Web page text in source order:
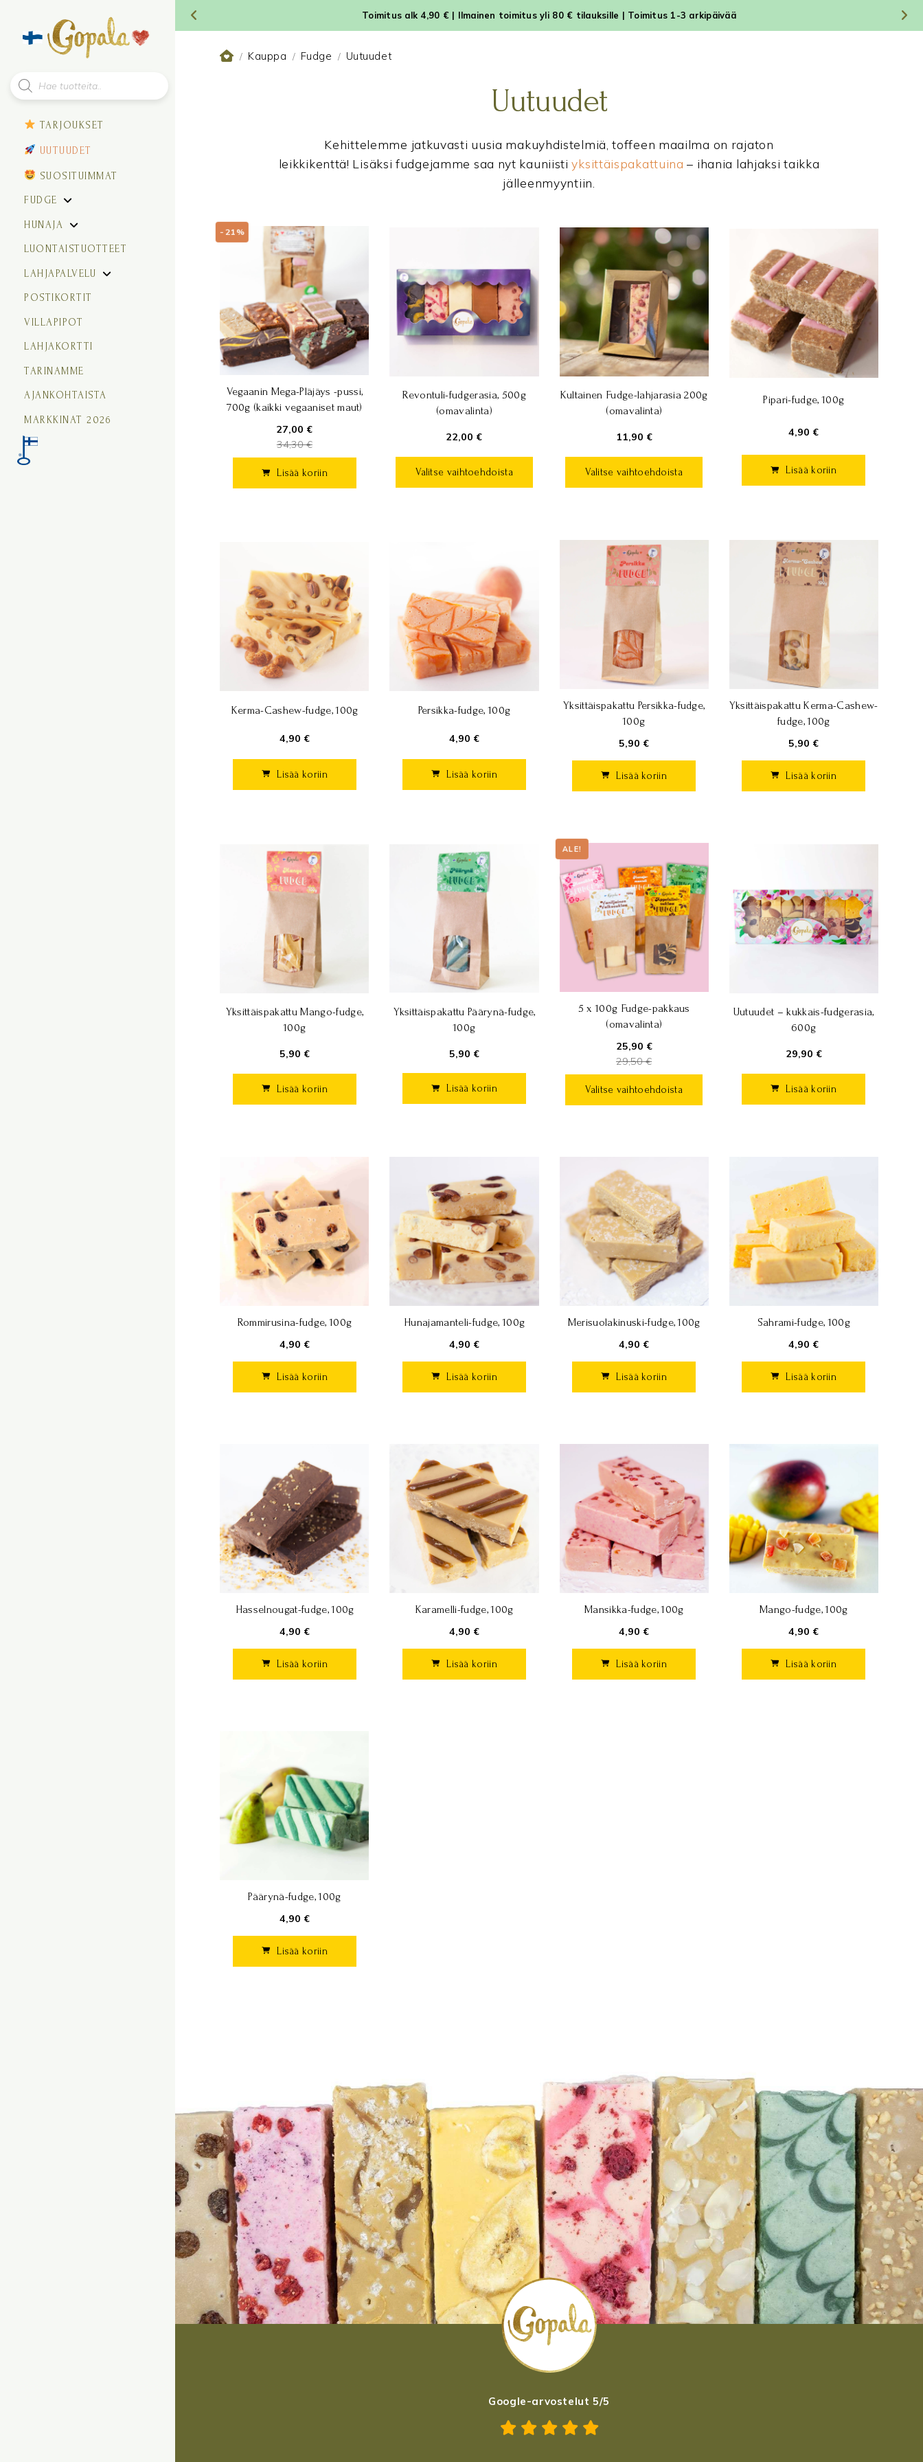
Toimitus alk 4,90 € | Ilmainen toimitus yli 80 € tilauksille | Toimitus 1-3 arkipäivää
Products
search
TARJOUKSET
UUTUUDET
SUOSITUIMMAT
FUDGE
HUNAJA
LUONTAISTUOTTEET
LAHJAPALVELU
POSTIKORTIT
VILLAPIPOT
LAHJAKORTTI
TARINAMME
AJANKOHTAISTA
MARKKINAT 2026
/ Kauppa / Fudge / Uutuudet
Uutuudet
Kehittelemme jatkuvasti uusia makuyhdistelmiä, toffeen maailma on rajaton
leikkikenttä! Lisäksi fudgejamme saa nyt kauniistiyksittäispakattuina – ihania lahjaksi taikka
jälleenmyyntiin.
Vegaanin Mega-Pläjäys -pussi,
700g (kaikki vegaaniset maut)
-21%
27,00 €
34,30 €
Lisää koriin
Revontuli-fudgerasia, 500g
(omavalinta)
22,00 €
Valitse vaihtoehdoista
Kultainen Fudge-lahjarasia 200g
(omavalinta)
11,90 €
Valitse vaihtoehdoista
Pipari-fudge, 100g
4,90 €
Lisää koriin
Kerma-Cashew-fudge, 100g
4,90 €
Lisää koriin
Persikka-fudge, 100g
4,90 €
Lisää koriin
Yksittäispakattu Persikka-fudge,
100g
5,90 €
Lisää koriin
Yksittäispakattu Kerma-Cashew-
fudge, 100g
5,90 €
Lisää koriin
Yksittäispakattu Mango-fudge,
100g
5,90 €
Lisää koriin
Yksittäispakattu Päärynä-fudge,
100g
5,90 €
Lisää koriin
5 x 100g Fudge-pakkaus
(omavalinta)
ALE!
25,90 €
29,50 €
Valitse vaihtoehdoista
Uutuudet – kukkais-fudgerasia,
600g
29,90 €
Lisää koriin
Rommirusina-fudge, 100g
4,90 €
Lisää koriin
Hunajamanteli-fudge, 100g
4,90 €
Lisää koriin
Merisuolakinuski-fudge, 100g
4,90 €
Lisää koriin
Sahrami-fudge, 100g
4,90 €
Lisää koriin
Hasselnougat-fudge, 100g
4,90 €
Lisää koriin
Karamelli-fudge, 100g
4,90 €
Lisää koriin
Mansikka-fudge, 100g
4,90 €
Lisää koriin
Mango-fudge, 100g
4,90 €
Lisää koriin
Päärynä-fudge, 100g
4,90 €
Lisää koriin
Google-arvostelut 5/5